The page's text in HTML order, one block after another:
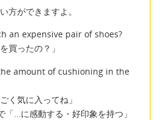
方ができますよ。
an expensive pair of shoes?
買ったの？」
amount of cushioning in the
く気に入ってね」
…に感動する・好印象を持つ」